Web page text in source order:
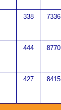
338 7336
444 8770
427 8415